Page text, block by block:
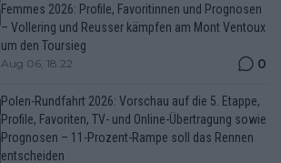
Femmes 2026: Profile, Favoritinnen und Prognosen
– Vollering und Reusser kämpfen am Mont Ventoux
um den Toursieg
Aug 06, 18:22 0
Polen-Rundfahrt 2026: Vorschau auf die 5. Etappe,
Profile, Favoriten, TV- und Online-Übertragung sowie
Prognosen – 11-Prozent-Rampe soll das Rennen
entscheiden